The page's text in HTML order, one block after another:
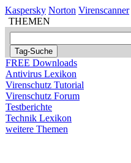
Kaspersky Norton Virenscanner
THEMEN
FREE Downloads
Antivirus Lexikon
Virenschutz Tutorial
Virenschutz Forum
Testberichte
Technik Lexikon
weitere Themen